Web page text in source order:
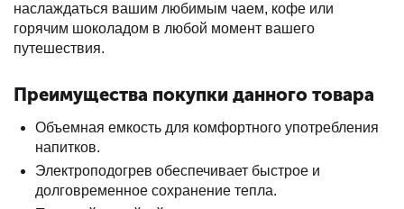
наслаждаться вашим любимым чаем, кофе или
горячим шоколадом в любой момент вашего
путешествия.
Преимущества покупки данного товара
Объемная емкость для комфортного употребления
напитков.
Электроподогрев обеспечивает быстрое и
долговременное сохранение тепла.